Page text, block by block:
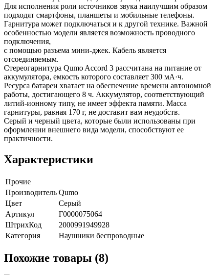
Для исполнения роли источников звука наилучшим образом
подходят смартфоны, планшеты и мобильные телефоны.
Гарнитура может подключаться и к другой технике. Важной
особенностью модели является возможность проводного
подключения,
с помощью разъема мини-джек. Кабель является
отсоединяемым.
Стереогарнитура Qumo Accord 3 рассчитана на питание от
аккумулятора, емкость которого составляет 300 мА·ч.
Ресурса батареи хватает на обеспечение времени автономной
работы, достигающего 8 ч. Аккумулятор, соответствующий
литий-ионному типу, не имеет эффекта памяти. Масса
гарнитуры, равная 170 г, не доставит вам неудобств.
Серый и черный цвета, которые были использованы при
оформлении внешнего вида модели, способствуют ее
практичности.
Характеристики
Прочие
Производитель Qumo
Цвет
Серый
Артикул
Г0000075064
ШтрихКод
2000991949928
Категория
Наушники беспроводные
Похожие товары (8)